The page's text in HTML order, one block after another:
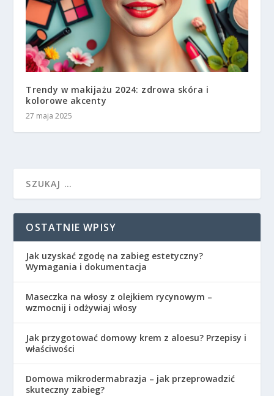
Trendy w makijażu 2024: zdrowa skóra i
kolorowe akcenty
27 maja 2025
OSTATNIE WPISY
Jak uzyskać zgodę na zabieg estetyczny?
Wymagania i dokumentacja
Maseczka na włosy z olejkiem rycynowym –
wzmocnij i odżywiaj włosy
Jak przygotować domowy krem z aloesu? Przepisy i
właściwości
Domowa mikrodermabrazja – jak przeprowadzić
skuteczny zabieg?